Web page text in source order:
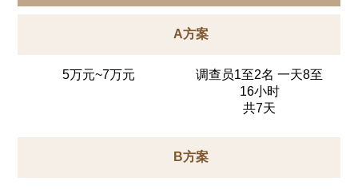
A方案
5万元~7万元
调查员1至2名 一天8至
16小时
共7天
B方案